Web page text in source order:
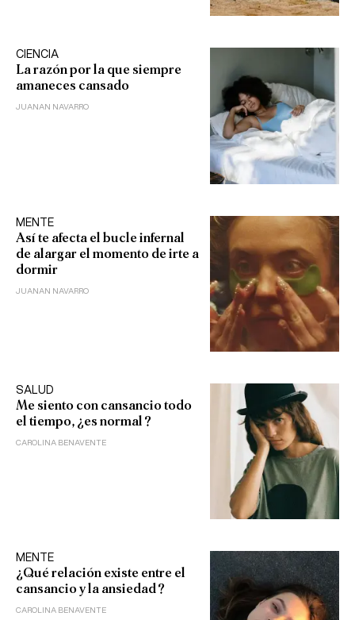
CIENCIA
La razón por la que siempre
amaneces cansado
JUANAN NAVARRO
MENTE
Así te afecta el bucle infernal
de alargar el momento de irte a
dormir
JUANAN NAVARRO
SALUD
Me siento con cansancio todo
el tiempo, ¿es normal?
CAROLINA BENAVENTE
MENTE
¿Qué relación existe entre el
cansancio y la ansiedad?
CAROLINA BENAVENTE